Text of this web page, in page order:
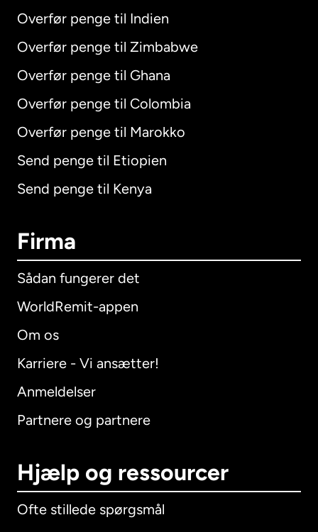
Overfør penge til Indien
Overfør penge til Zimbabwe
Overfør penge til Ghana
Overfør penge til Colombia
Overfør penge til Marokko
Send penge til Etiopien
Send penge til Kenya
Firma
Sådan fungerer det
WorldRemit-appen
Om os
Karriere - Vi ansætter!
Anmeldelser
Partnere og partnere
Hjælp og ressourcer
Ofte stillede spørgsmål